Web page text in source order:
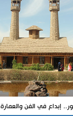
إبداع في الفن والعمارة